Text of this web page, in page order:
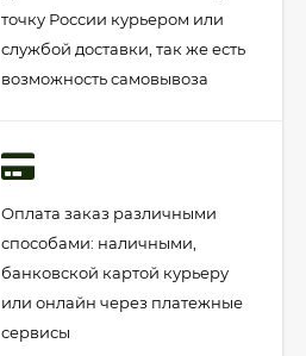
точку России курьером или
службой доставки, так же есть
возможность самовывоза
Оплата заказ различными
способами: наличными,
банковской картой курьеру
или онлайн через платежные
сервисы